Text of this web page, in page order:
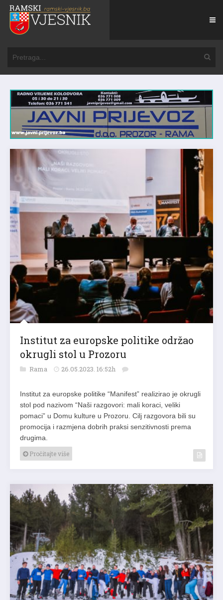
Institut za europske politike održao
okrugli stol u Prozoru
Rama 26.05.2023. 16:52h
Institut za europske politike “Manifest” realizirao je okrugli
stol pod nazivom “Naši razgovori: mali koraci, veliki
pomaci” u Domu kulture u Prozoru. Cilj razgovora bili su
promocija i razmjena dobrih praksi senzitivnosti prema
drugima.
Pročitajte više